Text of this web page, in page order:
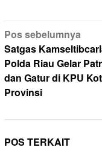
Navigasi
pos
Pos sebelumnya
Satgas
Polda Riau Gelar
dan Gatur di KPU
Provinsi
POS TERKAIT